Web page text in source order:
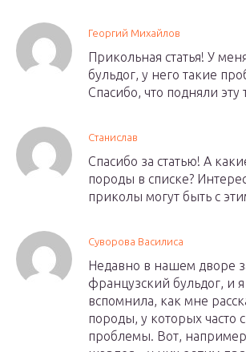
Георгий Михайлов
Прикольная статья! У
бульдог, у него такие
Спасибо, что подняли эту
Станислав
Спасибо за статью! А
породы в списке?
приколы могут быть с
Суворова Василиса
Недавно в нашем дворе
французский бульдог, и я
вспомнила, как мне
породы, у которых часто
проблемы. Вот,